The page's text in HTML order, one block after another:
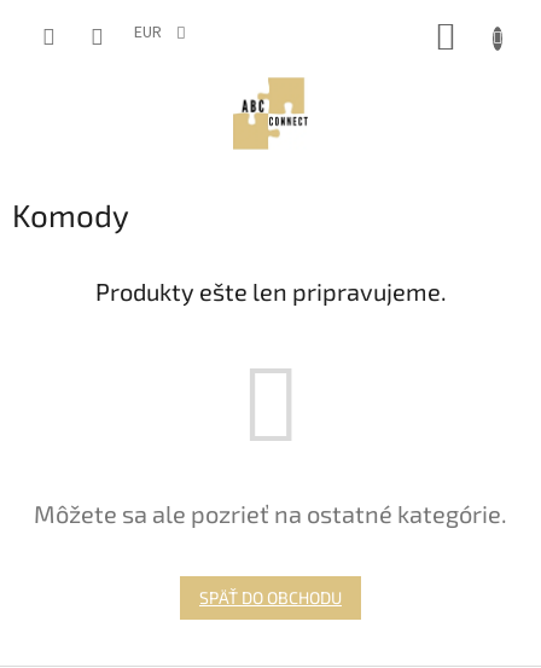
EUR
Komody
Produkty ešte len pripravujeme.
Môžete sa ale pozrieť na ostatné kategórie.
SPÄŤ DO OBCHODU